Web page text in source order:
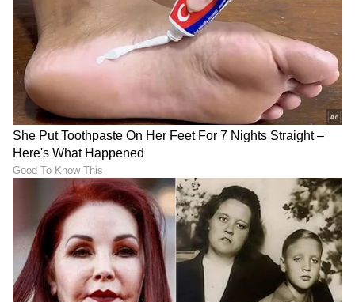
ಎರಡು ಮದುವೆ, 40 ಲಕ್ಷ
ಖಾತೆಯಲ್ಲಿದ್ರೂ
ವೃದ್ದಾಶ್ರಮದಲ್ಲಿದ್ದಾಳೆ ಮಹಿಳೆ
Saif Ali Khan: ಅಣ್ಣನ ಸೀಕ್ರೆಟ್
ಮದುವೆಗೆ ತಂಗಿಯರಿಗೇ ಇರಲಿಲ್ವಾ
ಎಂಟ್ರಿ? ಶಾಕ್ ಆಗಿತ್ತು ಇಡೀ
ಫ್ಯಾಮಿಲಿ!
LATEST VIDEOS
"ರಾಜಕೀಯ ಬೇಡ, ಸಿನಿಮಾನೇ ಪ್ರಾಣ":
ಕನಕೋತ್ಸವದಲ್ಲಿ ರಿಷಬ್ ಶೆಟ್ಟಿ | Rishab
Shetty speech | Suvarna News
ಶೇ.50 ರಿಂದ ಶೇ.18 ಕ್ಕೆ TAX ಇಳಿಕೆ: ಮೋದಿ-
ಟ್ರಂಪ್ ಐತಿಹಾಸಿಕ ಒಪ್ಪಂದ | India US
Trade Deal | Party Rounds